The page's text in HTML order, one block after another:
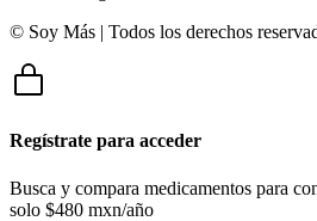
© Soy Más | Todos los derechos
Regístrate para acceder
Busca y compara medicamentos para
solo $480 mxn/año